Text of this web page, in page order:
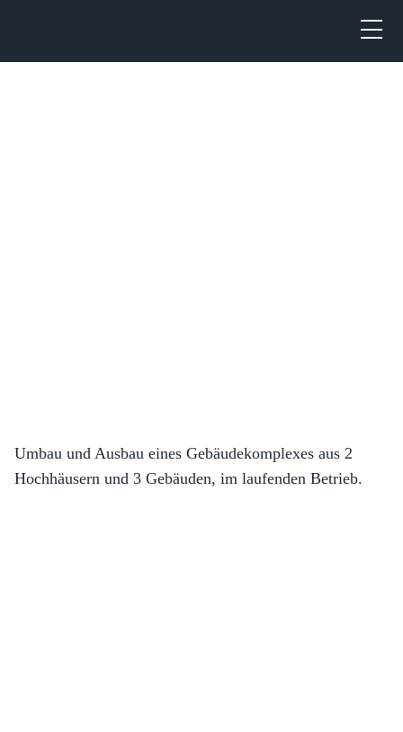
Umbau und Ausbau eines Gebäudekomplexes aus 2
Hochhäusern und 3 Gebäuden, im laufenden Betrieb.